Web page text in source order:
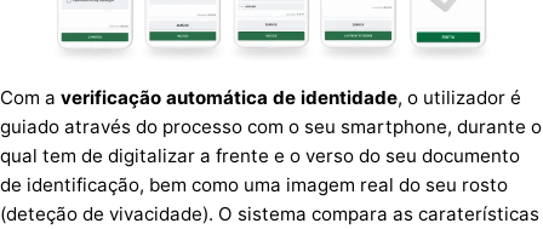
Com a verificação automática de identidade, o utilizador é
guiado através do processo com o seu smartphone, durante o
qual tem de digitalizar a frente e o verso do seu documento
de identificação, bem como uma imagem real do seu rosto
(deteção de vivacidade). O sistema compara as caraterísticas